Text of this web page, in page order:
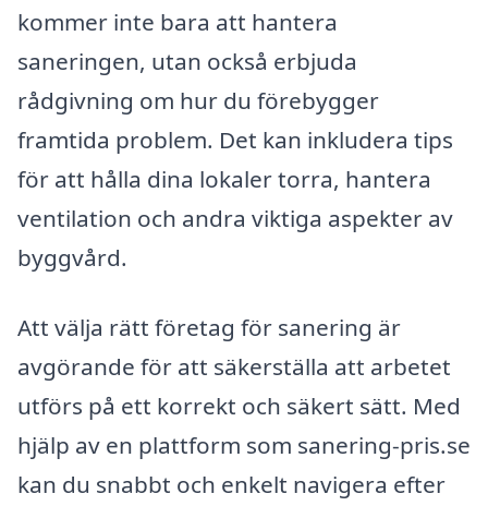
kommer inte bara att hantera
saneringen, utan också erbjuda
rådgivning om hur du förebygger
framtida problem. Det kan inkludera tips
för att hålla dina lokaler torra, hantera
ventilation och andra viktiga aspekter av
byggvård.
Att välja rätt företag för sanering är
avgörande för att säkerställa att arbetet
utförs på ett korrekt och säkert sätt. Med
hjälp av en plattform som sanering-pris.se
kan du snabbt och enkelt navigera efter